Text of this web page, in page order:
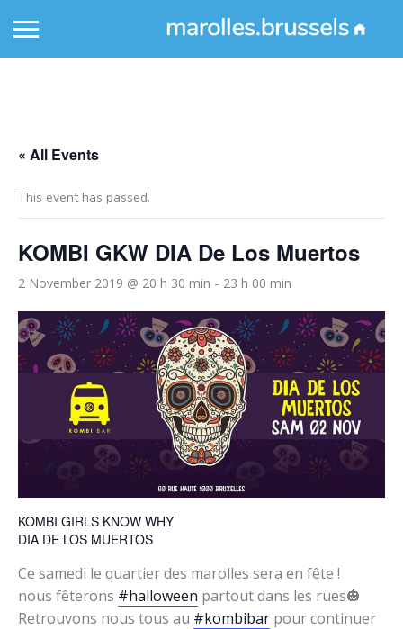
« All Events
This event has passed.
KOMBI GKW DIA De Los Muertos
2 November 2019 @ 20 h 30 min - 23 h 00 min
KOMBI GIRLS KNOW WHY
DIA DE LOS MUERTOS
Ce samedi le quartier des marolles sera en fête !
nous fêterons #halloween partout dans les rues🎃
Retrouvons nous tous au #kombibar pour continuer